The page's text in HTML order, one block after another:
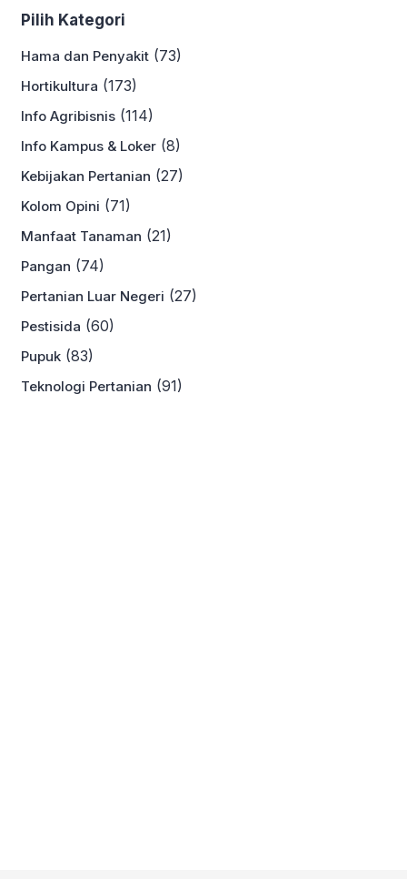
Pilih Kategori
Hama dan Penyakit (73)
Hortikultura (173)
Info Agribisnis (114)
Info Kampus & Loker (8)
Kebijakan Pertanian (27)
Kolom Opini (71)
Manfaat Tanaman (21)
Pangan (74)
Pertanian Luar Negeri (27)
Pestisida (60)
Pupuk (83)
Teknologi Pertanian (91)